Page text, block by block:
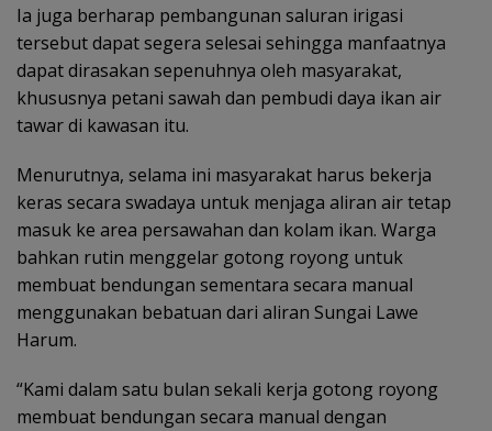
Ia juga berharap pembangunan saluran irigasi
tersebut dapat segera selesai sehingga manfaatnya
dapat dirasakan sepenuhnya oleh masyarakat,
khususnya petani sawah dan pembudi daya ikan air
tawar di kawasan itu.
Menurutnya, selama ini masyarakat harus bekerja
keras secara swadaya untuk menjaga aliran air tetap
masuk ke area persawahan dan kolam ikan. Warga
bahkan rutin menggelar gotong royong untuk
membuat bendungan sementara secara manual
menggunakan bebatuan dari aliran Sungai Lawe
Harum.
“Kami dalam satu bulan sekali kerja gotong royong
membuat bendungan secara manual dengan